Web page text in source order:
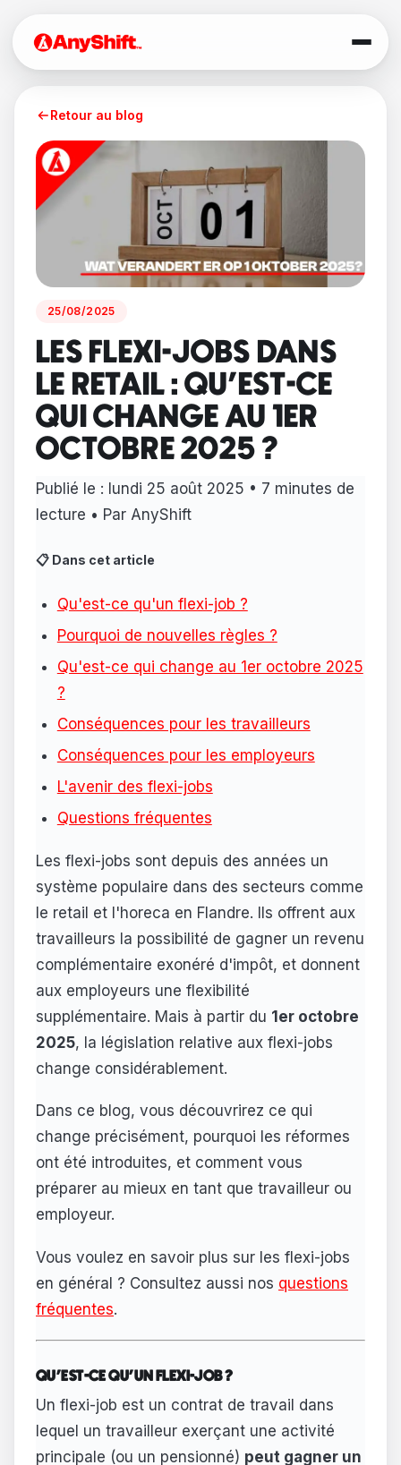
Retour au blog
25/08/2025
LES FLEXI-JOBS DANS
LE RETAIL : QU'EST-CE
QUI CHANGE AU 1ER
OCTOBRE 2025 ?
Publié le : lundi 25 août 2025 • 7 minutes de
lecture • Par AnyShift
📋 Dans cet article
Qu'est-ce qu'un flexi-job ?
Pourquoi de nouvelles règles ?
Qu'est-ce qui change au 1er octobre 2025
?
Conséquences pour les travailleurs
Conséquences pour les employeurs
L'avenir des flexi-jobs
Questions fréquentes
Les flexi-jobs sont depuis des années un
système populaire dans des secteurs comme
le retail et l'horeca en Flandre. Ils offrent aux
travailleurs la possibilité de gagner un revenu
complémentaire exonéré d'impôt, et donnent
aux employeurs une flexibilité
supplémentaire. Mais à partir du 1er octobre
2025, la législation relative aux flexi-jobs
change considérablement.
Dans ce blog, vous découvrirez ce qui
change précisément, pourquoi les réformes
ont été introduites, et comment vous
préparer au mieux en tant que travailleur ou
employeur.
Vous voulez en savoir plus sur les flexi-jobs
en général ? Consultez aussi nos questions
fréquentes.
QU'EST-CE QU'UN FLEXI-JOB ?
Un flexi-job est un contrat de travail dans
lequel un travailleur exerçant une activité
principale (ou un pensionné) peut gagner un